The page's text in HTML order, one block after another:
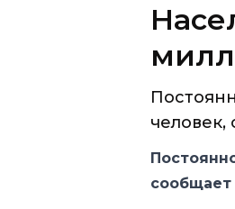
человек,
сообщает